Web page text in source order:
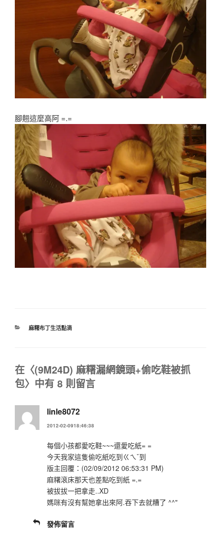
腳翹這麼高阿 =.=
分
麻糬布丁生活點滴
在〈(9M24D) 麻糬漏網鏡頭+偷吃鞋被抓
包〉中有 8 則留言
linle8072
2012-02-0918:46:38
每個小孩都愛吃鞋~~~還愛吃紙= =
今天我家這隻偷吃紙吃到ㄍㄟˇ到
版主回覆：(02/09/2012 06:53:31 PM)
麻糬滾床那天也差點吃到紙 =.=
被拔拔一把拿走..XD
媽咪有沒有幫她拿出來阿.吞下去就糟了 ^^"
發佈留言